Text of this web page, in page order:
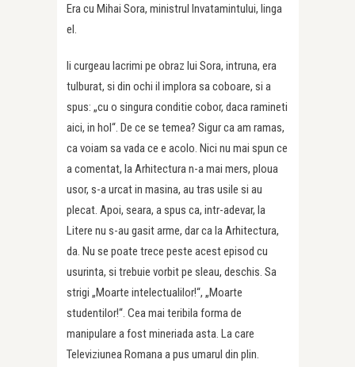
Era cu Mihai Sora, ministrul Invatamintului, linga
el.
Ii curgeau lacrimi pe obraz lui Sora, intruna, era
tulburat, si din ochi il implora sa coboare, si a
spus: „cu o singura conditie cobor, daca ramineti
aici, in hol“. De ce se temea? Sigur ca am ramas,
ca voiam sa vada ce e acolo. Nici nu mai spun ce
a comentat, la Arhitectura n-a mai mers, ploua
usor, s-a urcat in masina, au tras usile si au
plecat. Apoi, seara, a spus ca, intr-adevar, la
Litere nu s-au gasit arme, dar ca la Arhitectura,
da. Nu se poate trece peste acest episod cu
usurinta, si trebuie vorbit pe sleau, deschis. Sa
strigi „Moarte intelectualilor!“, „Moarte
studentilor!“. Cea mai teribila forma de
manipulare a fost mineriada asta. La care
Televiziunea Romana a pus umarul din plin.